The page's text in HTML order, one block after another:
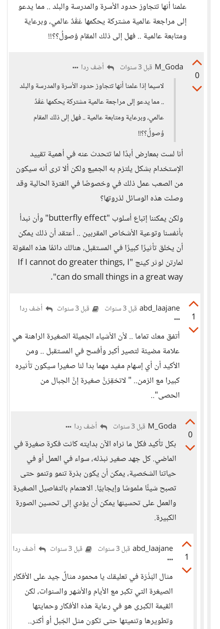
علمنا أنها تتجاوز حدود الأسرة والمدرسة والبلد .. مما يدعو
إلى مراجعة عالمية مشتركة يحكمها عَقْدٌ عالمي، وبرعاية
ومتابعة عالمية .. فهل إلى ذلك المقام وُصولُ؟؟!!
0
M_Goda قبل 3 سنوات
أضف ردا
لاسيما إذا علمنا أنها تتجاوز حدود الأسرة والمدرسة والبلد
.. مما يدعو إلى مراجعة عالمية مشتركة يحكمها عَقْدٌ
عالمي، وبرعاية ومتابعة عالمية .. فهل إلى ذلك المقام
وُصولُ؟؟!!
أنا لست بمعارض أبدًا لما تتحدث عنه في أهمية تقييد
الإستخدام بشكل يلتزم به الجميع ولكن ألا ترى أنه سيكون
من الصعب عمل ذلك في وخصوصًا في الفترة الحالية وقد
وصلت هذه الوسائل لذروتها؟
ولكن يمكننا إتباع أسلوب "butterfly effect" وأن نبدأ
بأنفسنا وتوعية الأشخاص المقربين .. أعتقد أن ذلك يمكن
أن يخلق تأثيرًا كبيرًا في المستقبل، هنالك دائمًا هذه المقولة
لمارتن لوثر كينج "If I cannot do greater things, I
can do small things in a great way".
1
abd_laajane قبل 3 سنوات قبل 3 سنوات أضف ردا
أتفق معك تماما .. لأن الأشياء الجميلة الصغيرة الراهنة هي
علامة مضيئة لتصير أكبر وأفسح في المستقبل .. ومن
الأكيد أن أي إسهام مفيد مهما بدا لنا صغيرا سيكون تأثيره
كبيرا مع الزمن.. " لاتحْقِرَنَّ صغيرة إنَّ الجبال من
الحصى"..
0
M_Goda قبل 3 سنوات أضف ردا
بكل تأكيد فكل ما نراه الآن بدايته كانت فكرة صغيرة في
الماضي. كل جهد صغير نبذله، سواء في العمل أو في
حياتنا الشخصية، يمكن أن يكون بذرة تنمو وتنمو حتى
تصبح شيئًا ملموسًا وإيجابيًا. الاهتمام بالتفاصيل الصغيرة
والعمل على تحسينها يمكن أن يؤدي إلى تحسين الصورة
الكبيرة.
1
abd_laajane قبل 3 سنوات قبل 3 سنوات أضف ردا
مثال البَذْرَة في تعليقك يا محمود مثالٌ جيد على الأفكار
الصيغرة التي تكبر مع الأيام والأشهر والسنوات، لكن
القيمة الكبرى هو في رعاية هذه الأفكار وحمايتها
وتطويرها وتنميتها حتى تكون مثل الجَبل أو أكثر..